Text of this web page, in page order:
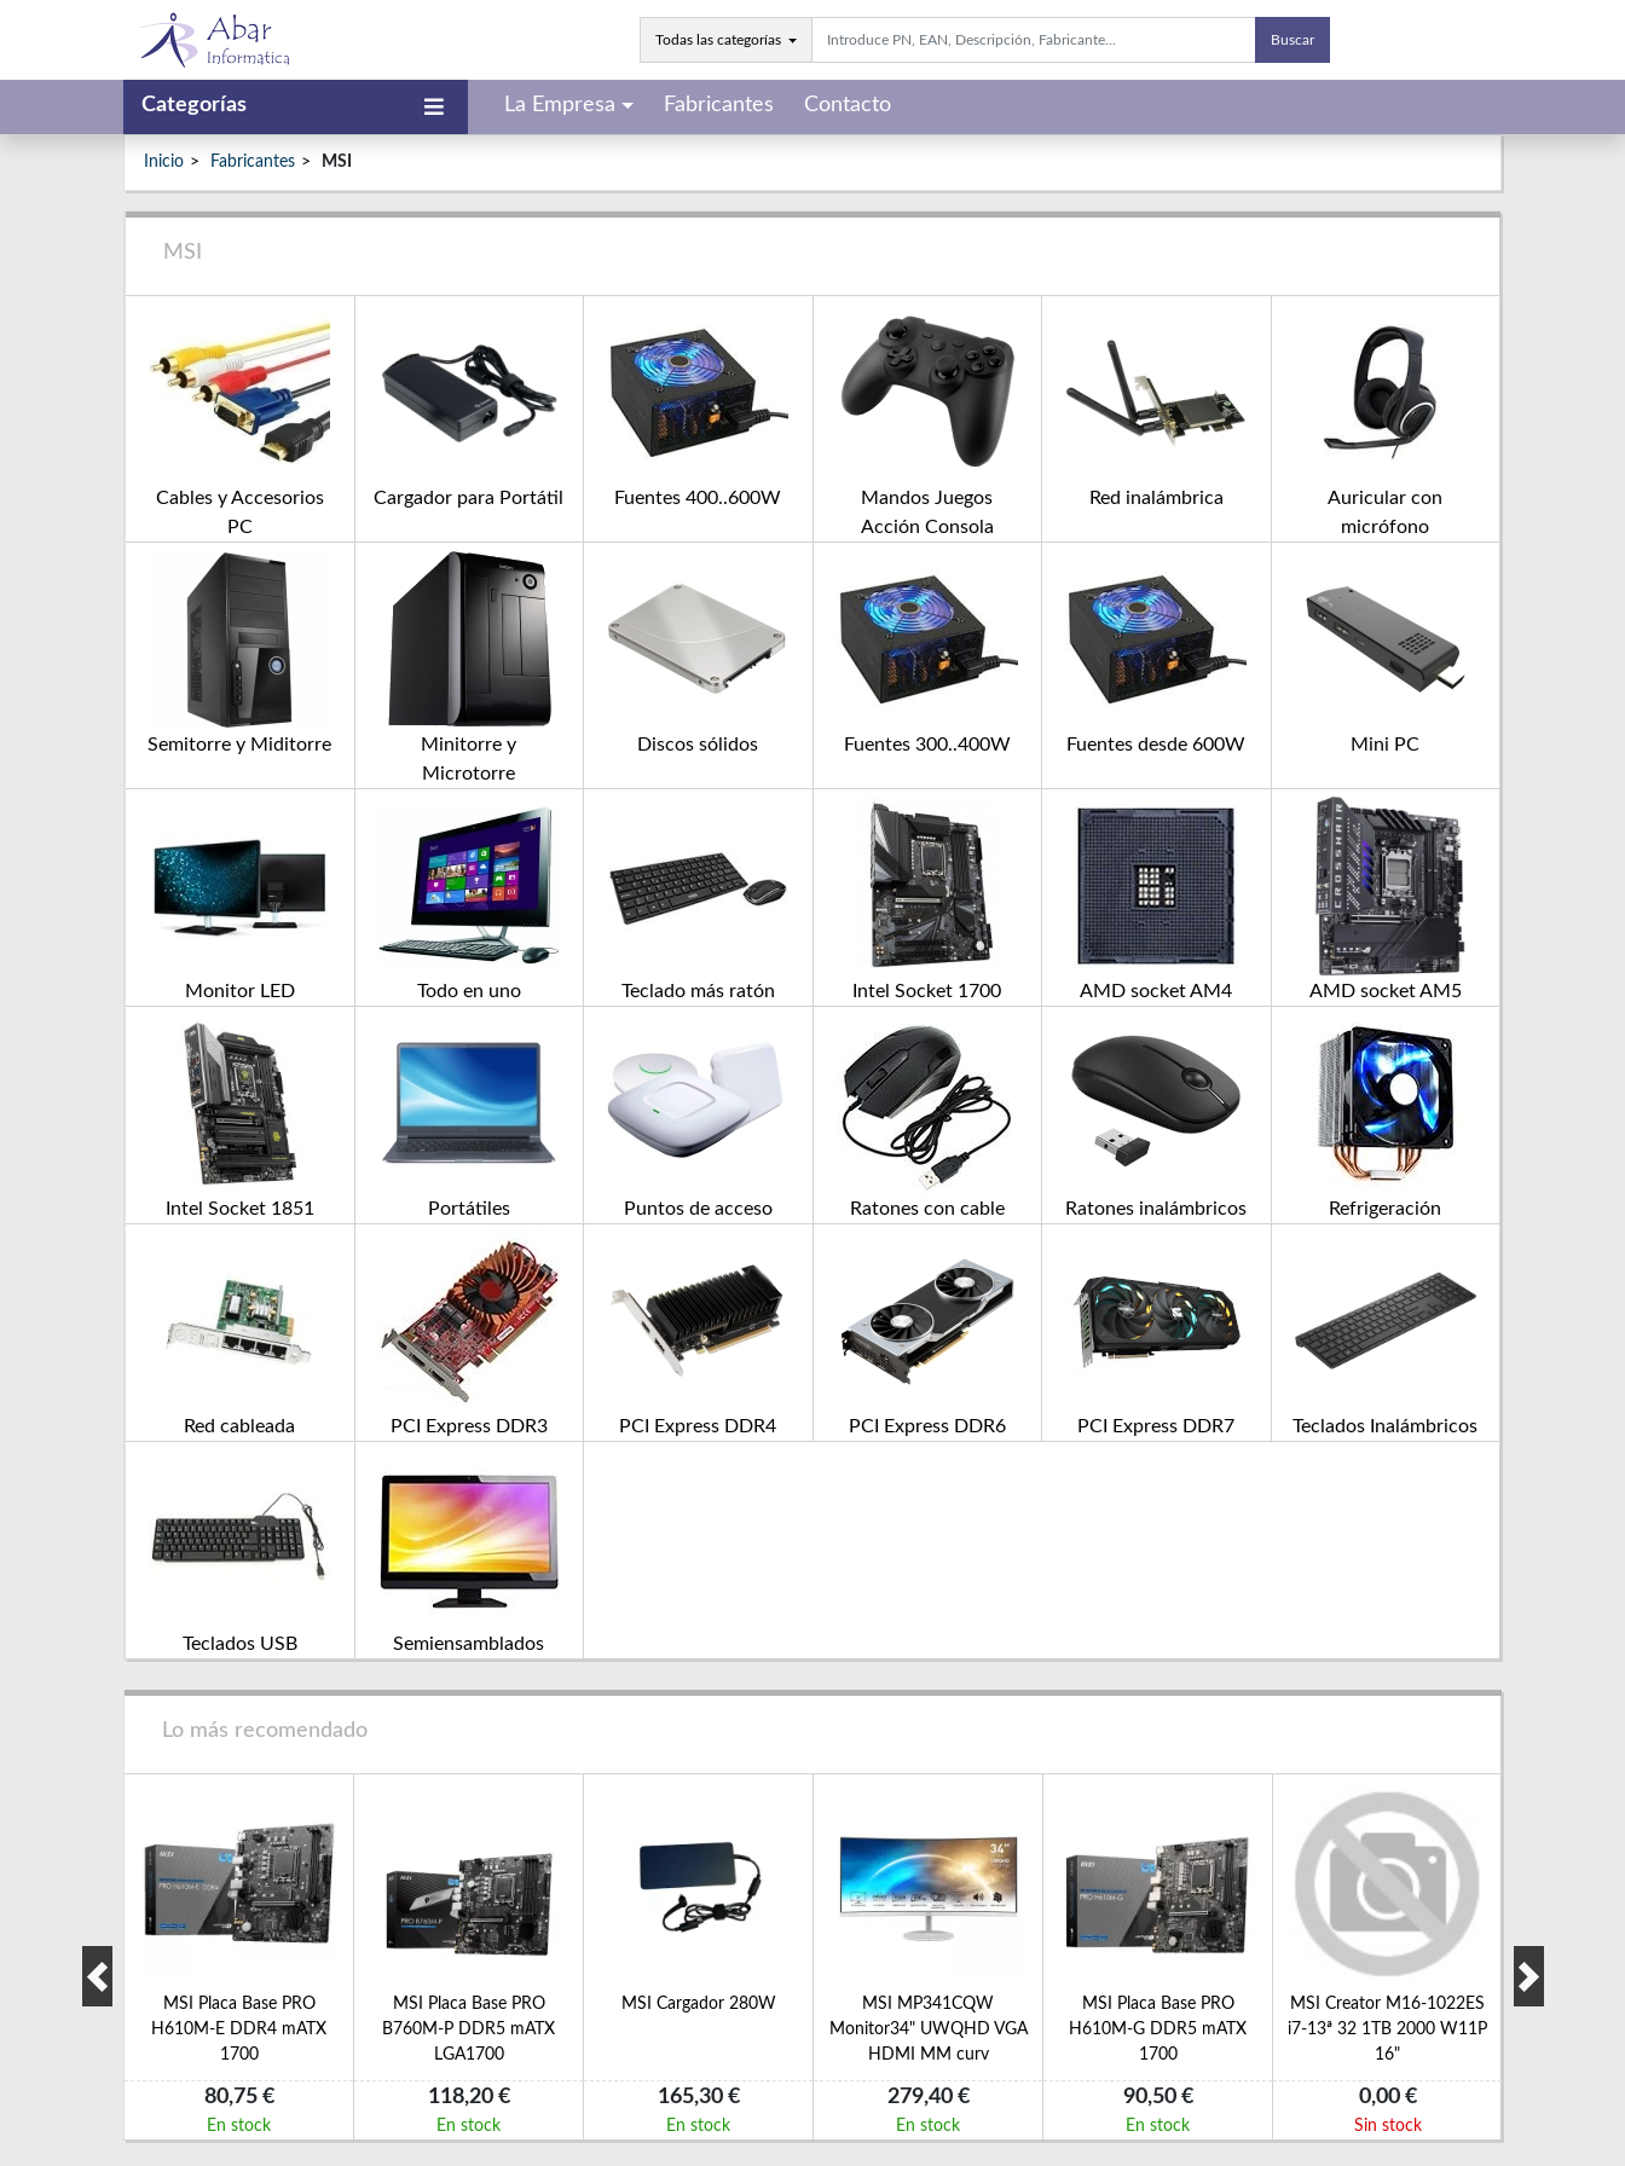
Todas las categorías Buscar
Categorías La Empresa Fabricantes Contacto
Inicio Fabricantes MSI
MSI
Cables y Accesorios
PC
Cargador para Portátil Fuentes 400..600W
Mandos Juegos
Acción Consola
Red inalámbrica
Auricular con
micrófono
Semitorre y Miditorre
Minitorre y
Microtorre
Discos sólidos Fuentes 300..400W Fuentes desde 600W Mini PC
Monitor LED Todo en uno Teclado más ratón Intel Socket 1700 AMD socket AM4 AMD socket AM5
Intel Socket 1851 Portátiles Puntos de acceso Ratones con cable Ratones inalámbricos Refrigeración
Red cableada PCI Express DDR3 PCI Express DDR4 PCI Express DDR6 PCI Express DDR7 Teclados Inalámbricos
Teclados USB Semiensamblados
Lo más recomendado
Base PRO
MSI Placa Base PRO
H610M-E DDR4 mATX
1700
80,75 €
En stock
MSI Placa Base PRO
B760M-P DDR5 mATX
LGA1700
118,20 €
En stock
MSI Cargador 280W
165,30 €
En stock
MSI MP341CQW
Monitor34" UWQHD VGA
HDMI MM curv
279,40 €
En stock
MSI Placa Base PRO
H610M-G DDR5 mATX
1700
90,50 €
En stock
MSI Creator M16-1022ES
i7-13ª 32 1TB 2000 W11P
16"
0,00 €
Sin stock
MSI VGA